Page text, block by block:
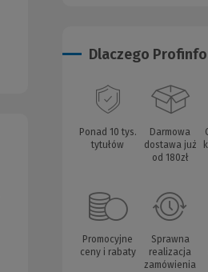
Dlaczego
Ponad 10 tys.
tytułów
Darmowa
dostawa już
od 180zł
Promocyjne
ceny i rabaty
Sprawna
realizacja
zamówienia